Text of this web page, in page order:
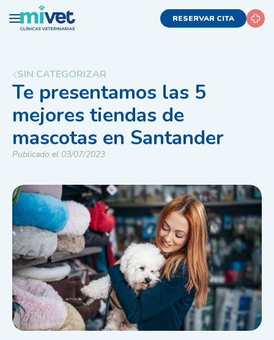
RESERVAR CITA
SIN CATEGORIZAR
Te presentamos las 5
mejores tiendas de
mascotas en Santander
Publicado el 03/07/2023